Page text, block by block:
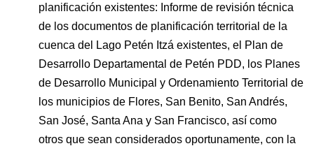
planificación existentes: Informe de revisión técnica
de los documentos de planificación territorial de la
cuenca del Lago Petén Itzá existentes, el Plan de
Desarrollo Departamental de Petén PDD, los Planes
de Desarrollo Municipal y Ordenamiento Territorial de
los municipios de Flores, San Benito, San Andrés,
San José, Santa Ana y San Francisco, así como
otros que sean considerados oportunamente, con la